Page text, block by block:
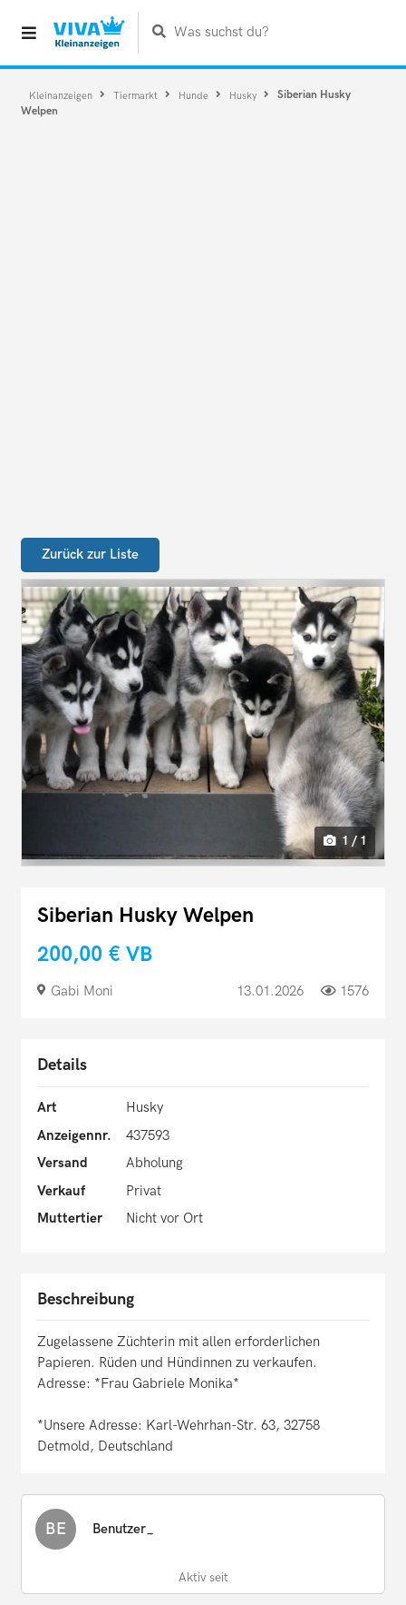
Was suchst du?
Kleinanzeigen Tiermarkt Hunde Husky
Siberian Husky
Welpen
Zurück zur Liste
1 / 1
Siberian Husky Welpen
200,00 € VB
Gabi Moni 13.01.2026 1576
Details
Art
Husky
Anzeigennr.
437593
Versand
Abholung
Verkauf
Privat
Muttertier
Nicht vor Ort
Beschreibung
Zugelassene Züchterin mit allen erforderlichen
Papieren. Rüden und Hündinnen zu verkaufen.
Adresse: *Frau Gabriele Monika*
*Unsere Adresse: Karl-Wehrhan-Str. 63, 32758
Detmold, Deutschland
BE Benutzer_
Aktiv seit